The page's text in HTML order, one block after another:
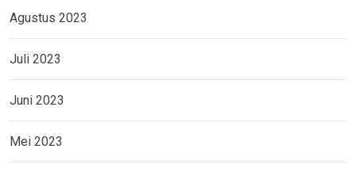
Agustus 2023
Juli 2023
Juni 2023
Mei 2023